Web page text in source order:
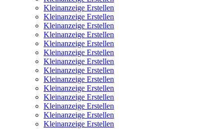
Kleinanzeige Erstellen
Kleinanzeige Erstellen
Kleinanzeige Erstellen
Kleinanzeige Erstellen
Kleinanzeige Erstellen
Kleinanzeige Erstellen
Kleinanzeige Erstellen
Kleinanzeige Erstellen
Kleinanzeige Erstellen
Kleinanzeige Erstellen
Kleinanzeige Erstellen
Kleinanzeige Erstellen
Kleinanzeige Erstellen
Kleinanzeige Erstellen